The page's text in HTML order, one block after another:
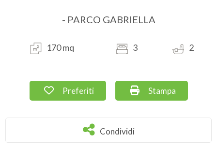
- PARCO GABRIELLA
170 mq 3 2
Preferiti: Cod. 28
Preferiti Stampa: Cod. 28
Stampa
Condividi
Condividi
Residenziali